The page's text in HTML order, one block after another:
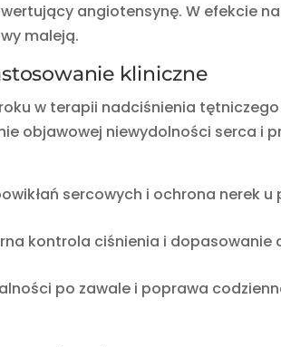
angiotensynę. W efekcie
maleją.
kliniczne
w terapii nadciśnienia
objawowej niewydolności serca i
sercowych i ochrona nerek
kontrola ciśnienia i dopasowanie
po zawale i poprawa